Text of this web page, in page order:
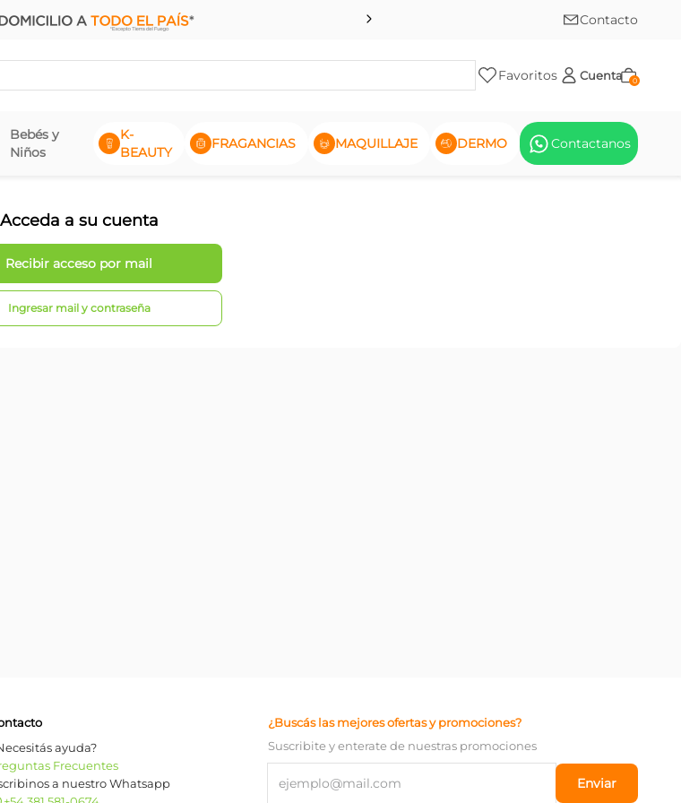
Contacto
Favoritos Cuenta 0
Bebés y
Niños
K-
BEAUTY
FRAGANCIAS MAQUILLAJE DERMO Contactanos
Acceda a su cuenta
Ingresar mail y contraseña
ayuda?
Frecuentes
a nuestro Whatsapp
¿Buscás las mejores ofertas y promociones?
Suscribite y enterate de nuestras promociones
Enviar